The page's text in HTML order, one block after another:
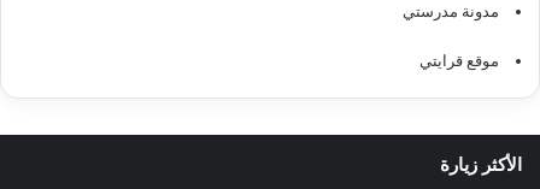
مدونة مدرستي
موقع قرايتي
الأكثر زيارة